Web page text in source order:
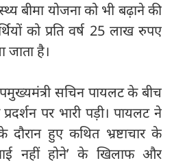
बीमा योजना को भी बढ़ाने की
को प्रति वर्ष 25 लाख रुपए
है।
सचिन पायलट के बीच
पर भारी पड़ी। पायलट ने
हुए कथित भ्रष्टाचार के
नहीं होने’ के खिलाफ और